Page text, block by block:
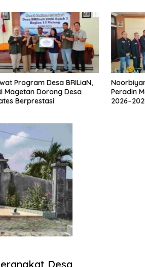
Program Desa BRILiaN,
Magetan Dorong Desa
Berprestasi
Peradin
Desa